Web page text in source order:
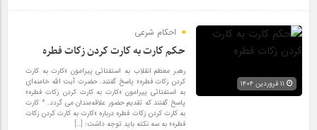
احکام شرعی
حکم کارت به کارت کردن زکات فطره
رهبر معظم انقلاب به استفتائی پیرامون «کارت به کارت
کردن زکات فطره» پاسخ گفتند. حضرت آیت الله خامنه‌ای
به استفتائی پیرامون «کارت به کارت کردن زکات فطره»
پاسخ گفتند که تقدیم حضور علاقه‌مندان می گردد. * کارت
به کارت کردن زکات فطره درباره «کارت به کارت کردن زکات
فطره» به سه نکته باید توجه داشت: […]